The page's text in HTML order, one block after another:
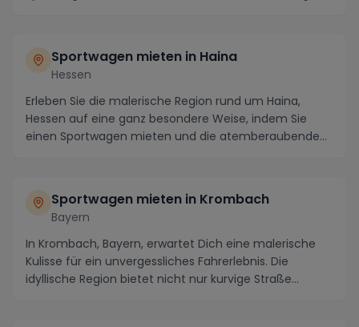
Sportwagen mieten in Haina
Hessen
Erleben Sie die malerische Region rund um Haina,
Hessen auf eine ganz besondere Weise, indem Sie
einen Sportwagen mieten und die atemberaubende
Sportwagen mieten in Krombach
Bayern
In Krombach, Bayern, erwartet Dich eine malerische
Kulisse für ein unvergessliches Fahrerlebnis. Die
idyllische Region bietet nicht nur kurvige Straße...